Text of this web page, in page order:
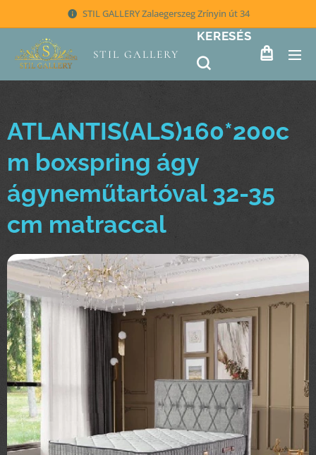
STIL GALLERY Zalaegerszeg Zrínyin út 34
STIL GALLERY
KERESÉS
ATLANTIS(ALS)160*200c
m boxspring ágy
ágyneműtartóval 32-35
cm matraccal